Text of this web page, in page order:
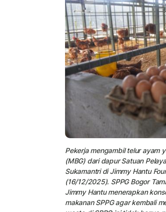
Pekerja mengambil telur ayam
(MBG) dari dapur Satuan
Sukamantri di Jimmy Hantu
(16/12/2025). SPPG Bogor
Jimmy Hantu menerapkan
makanan SPPG agar kembali